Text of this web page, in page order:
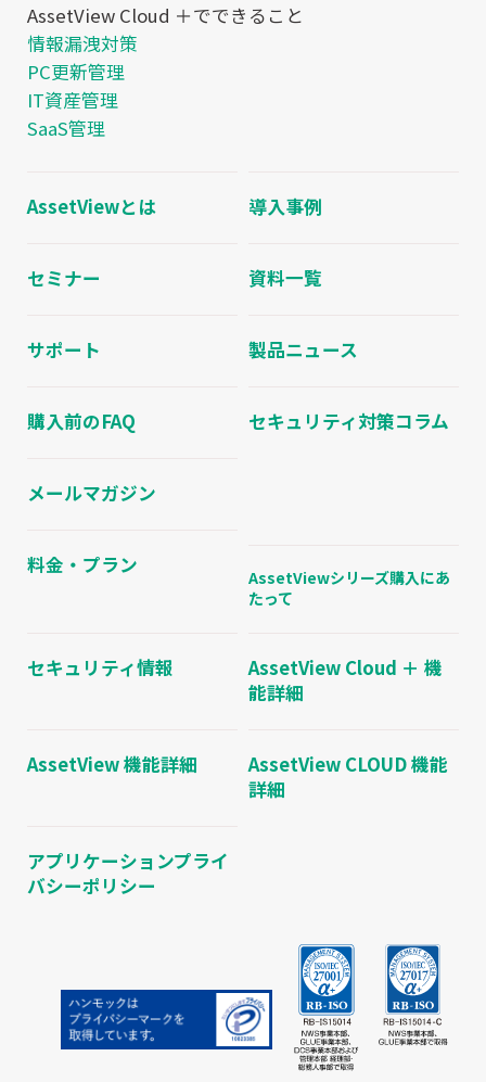
AssetView Cloud ＋でできること
情報漏洩対策
PC更新管理
IT資産管理
SaaS管理
AssetViewとは 導入事例
セミナー 資料一覧
サポート 製品ニュース
購入前のFAQ セキュリティ対策コラム
メールマガジン
料金・プラン
AssetViewシリーズ購入にあ
たって
セキュリティ情報
AssetView Cloud ＋ 機
能詳細
AssetView 機能詳細
AssetView CLOUD 機能
詳細
アプリケーションプライ
バシーポリシー